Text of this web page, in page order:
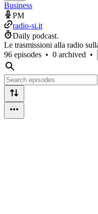
Business
PM
radio-si.it
Daily podcast.
Le trasmissioni alla radio
96 episodes • 0 archived •